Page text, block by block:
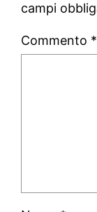
campi
Commento *